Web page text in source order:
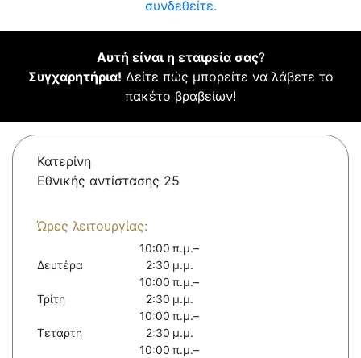
συνδεθείτε.
Αυτή είναι η εταιρεία σας?
Συγχαρητήρια! Δείτε πώς μπορείτε να λάβετε το
πακέτο βραβείων!
Κατερίνη
Εθνικής αντίστασης 25
Ώρες λειτουργίας:
Δευτέρα
10:00 π.μ.–
2:30 μ.μ.
Τρίτη
10:00 π.μ.–
2:30 μ.μ.
Τετάρτη
10:00 π.μ.–
2:30 μ.μ.
10:00 π.μ.–